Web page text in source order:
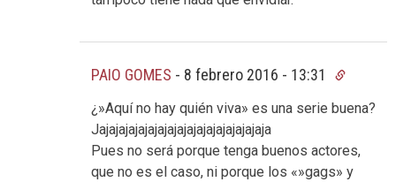
PAIO GOMES - 8 febrero 2016 - 13:31
¿»Aquí no hay quién viva» es una serie buena?
Jajajajajajajajajajajajajajajajajaja
Pues no será porque tenga buenos actores,
que no es el caso, ni porque los «»gags» y